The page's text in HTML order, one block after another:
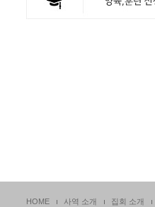
HOME 사역 소개 집회 소개